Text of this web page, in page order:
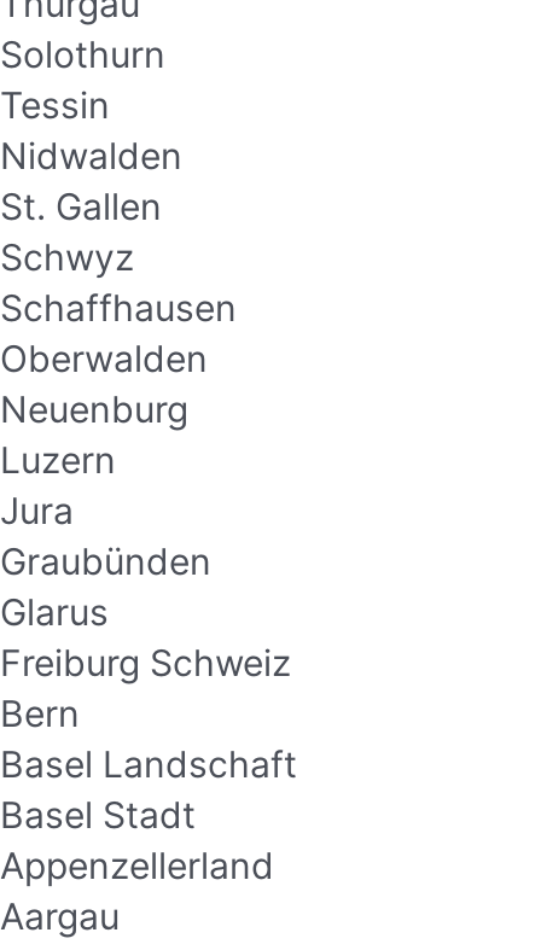
Solothurn
Tessin
Nidwalden
St. Gallen
Schwyz
Schaffhausen
Oberwalden
Neuenburg
Luzern
Jura
Graubünden
Glarus
Freiburg Schweiz
Bern
Basel Landschaft
Basel Stadt
Appenzellerland
Aargau